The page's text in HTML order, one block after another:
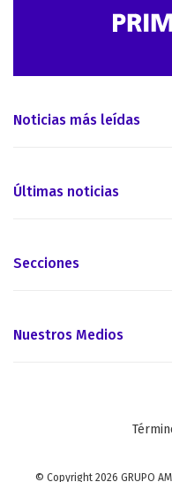
Noticias más leídas
Últimas noticias
Secciones
Nuestros Medios
© Copyright 2026 GRUPO